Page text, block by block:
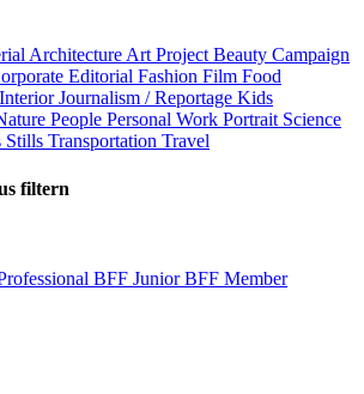
Architecture Art Project Beauty Campaign
Editorial Fashion Film Food
InteriorJournalism / Reportage Kids
People Personal Work Portrait Science
Stills Transportation Travel
filtern
BFF JuniorBFF Member